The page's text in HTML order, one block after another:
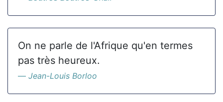
On ne parle de l'Afrique qu'en termes
pas très heureux.
Jean-Louis Borloo